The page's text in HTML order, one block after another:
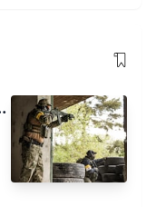
को समर्पित (डे ४)